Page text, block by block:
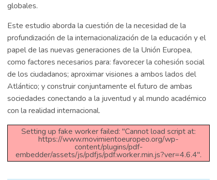
globales.
Este estudio aborda la cuestión de la necesidad de la
profundización de la internacionalización de la educación y el
papel de las nuevas generaciones de la Unión Europea,
como factores necesarios para: favorecer la cohesión social
de los ciudadanos; aproximar visiones a ambos lados del
Atlántico; y construir conjuntamente el futuro de ambas
sociedades conectando a la juventud y al mundo académico
con la realidad internacional.
Setting up fake worker failed: "Cannot load script at:
https://www.movimientoeuropeo.org/wp-
content/plugins/pdf-
embedder/assets/js/pdfjs/pdf.worker.min.js?ver=4.6.4".